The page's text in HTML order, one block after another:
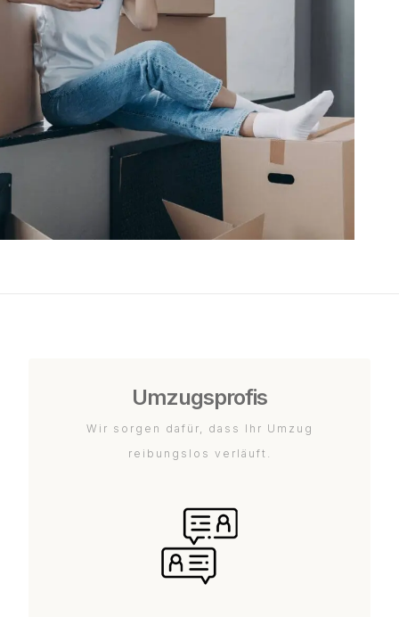
Umzugsprofis
Wir sorgen dafür, dass Ihr Umzug
reibungslos verläuft.